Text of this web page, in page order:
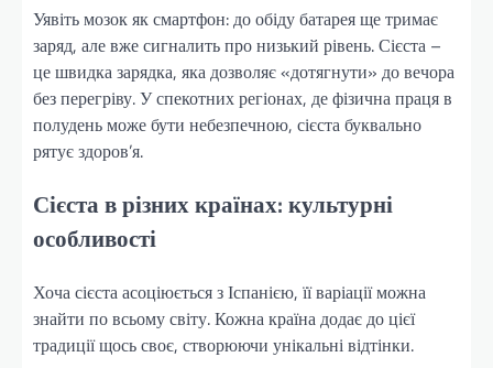
Уявіть мозок як смартфон: до обіду батарея ще тримає
заряд, але вже сигналить про низький рівень. Сієста –
це швидка зарядка, яка дозволяє «дотягнути» до вечора
без перегріву. У спекотних регіонах, де фізична праця в
полудень може бути небезпечною, сієста буквально
рятує здоров’я.
Сієста в різних країнах: культурні
особливості
Хоча сієста асоціюється з Іспанією, її варіації можна
знайти по всьому світу. Кожна країна додає до цієї
традиції щось своє, створюючи унікальні відтінки.